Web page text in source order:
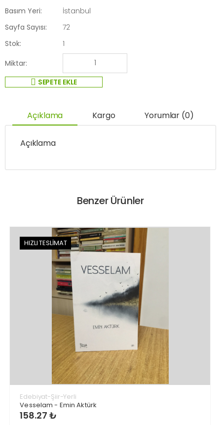
Basım Yeri:
İstanbul
Sayfa Sayısı:
72
Stok:
1
Miktar:
SEPETE EKLE
Açıklama Kargo Yorumlar (0)
Açıklama
Benzer Ürünler
HIZLI TESLİMAT
Edebiyat-Şiir-Yerli
Vesselam - Emin Aktürk
158.27 ₺